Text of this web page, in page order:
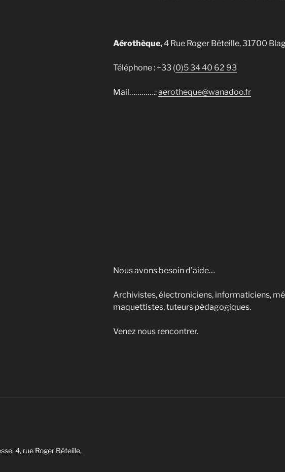
Aérothèque,4 Rue Roger Béteille, 31700
Téléphone : +33 (0)5 34 40 62 93
Mail………….:aerotheque@wanadoo.fr
Nous avons besoin d’aide…
Archivistes, électroniciens, informaticiens,
maquettistes, tuteurs pédagogiques.
Venez nous rencontrer.
4, rue Roger Béteille,